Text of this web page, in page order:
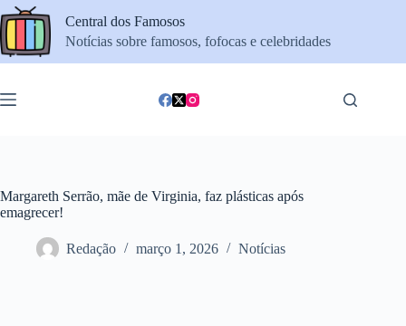
Pular
para
o
conteúdo
Central dos Famosos
Notícias sobre famosos, fofocas e celebridades
Margareth Serrão, mãe de Virginia, faz plásticas após
emagrecer!
Redação março 1, 2026 Notícias